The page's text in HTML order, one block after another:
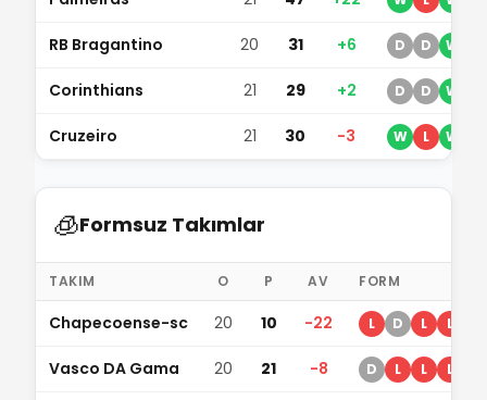
RB Bragantino 20 31 +6 D D W
Corinthians 21 29 +2 D D W
Cruzeiro 21 30 -3 W L W
🧊Formsuz Takımlar
TAKIM O P AV FORM
Chapecoense-sc 20 10 -22 L D L L
Vasco DA Gama 20 21 -8 D L L L